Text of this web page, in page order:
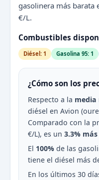
gasolinera más barata
€/L.
Combustibles
Diésel: 1 Gasolina 95: 1
¿Cómo son los
Respecto a la media
diésel en Avion
Comparado con la
€/L), es un 3.3%
El 100% de las
tiene el diésel más
En los últimos 30